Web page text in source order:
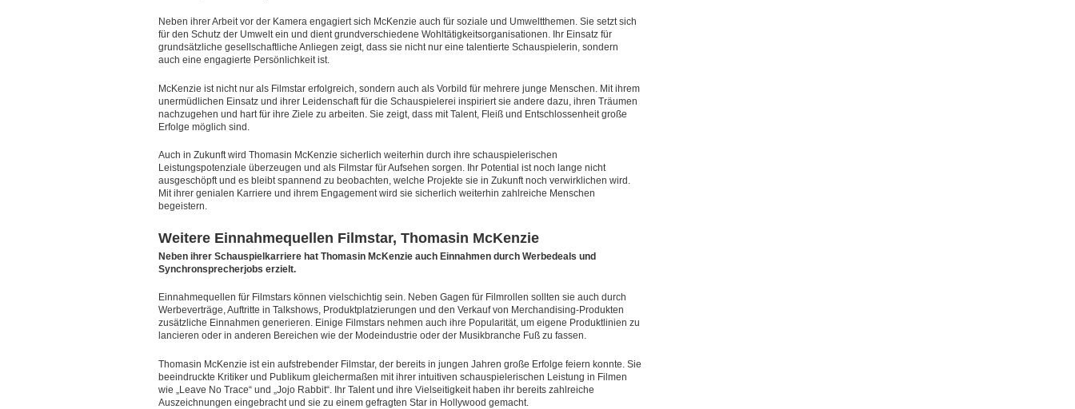
Neben ihrer Arbeit vor der Kamera engagiert sich McKenzie auch für soziale und Umweltthemen. Sie setzt sich
für den Schutz der Umwelt ein und dient grundverschiedene Wohltätigkeitsorganisationen. Ihr Einsatz für
grundsätzliche gesellschaftliche Anliegen zeigt, dass sie nicht nur eine talentierte Schauspielerin, sondern
auch eine engagierte Persönlichkeit ist.
McKenzie ist nicht nur als Filmstar erfolgreich, sondern auch als Vorbild für mehrere junge Menschen. Mit ihrem
unermüdlichen Einsatz und ihrer Leidenschaft für die Schauspielerei inspiriert sie andere dazu, ihren Träumen
nachzugehen und hart für ihre Ziele zu arbeiten. Sie zeigt, dass mit Talent, Fleiß und Entschlossenheit große
Erfolge möglich sind.
Auch in Zukunft wird Thomasin McKenzie sicherlich weiterhin durch ihre schauspielerischen
Leistungspotenziale überzeugen und als Filmstar für Aufsehen sorgen. Ihr Potential ist noch lange nicht
ausgeschöpft und es bleibt spannend zu beobachten, welche Projekte sie in Zukunft noch verwirklichen wird.
Mit ihrer genialen Karriere und ihrem Engagement wird sie sicherlich weiterhin zahlreiche Menschen
begeistern.
Weitere Einnahmequellen Filmstar, Thomasin McKenzie
Neben ihrer Schauspielkarriere hat Thomasin McKenzie auch Einnahmen durch Werbedeals und
Synchronsprecherjobs erzielt.
Einnahmequellen für Filmstars können vielschichtig sein. Neben Gagen für Filmrollen sollten sie auch durch
Werbeverträge, Auftritte in Talkshows, Produktplatzierungen und den Verkauf von Merchandising-Produkten
zusätzliche Einnahmen generieren. Einige Filmstars nehmen auch ihre Popularität, um eigene Produktlinien zu
lancieren oder in anderen Bereichen wie der Modeindustrie oder der Musikbranche Fuß zu fassen.
Thomasin McKenzie ist ein aufstrebender Filmstar, der bereits in jungen Jahren große Erfolge feiern konnte. Sie
beeindruckte Kritiker und Publikum gleichermaßen mit ihrer intuitiven schauspielerischen Leistung in Filmen
wie „Leave No Trace“ und „Jojo Rabbit“. Ihr Talent und ihre Vielseitigkeit haben ihr bereits zahlreiche
Auszeichnungen eingebracht und sie zu einem gefragten Star in Hollywood gemacht.